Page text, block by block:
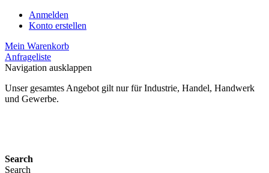
Anmelden
Konto erstellen
Mein Warenkorb
Anfrageliste
Navigation ausklappen
Unser gesamtes Angebot gilt nur für Industrie, Handel, Handwerk
und Gewerbe.
Search
Search